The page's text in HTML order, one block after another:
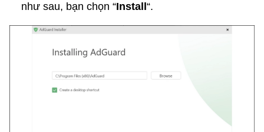
như sau, bạn chọn “Install “.